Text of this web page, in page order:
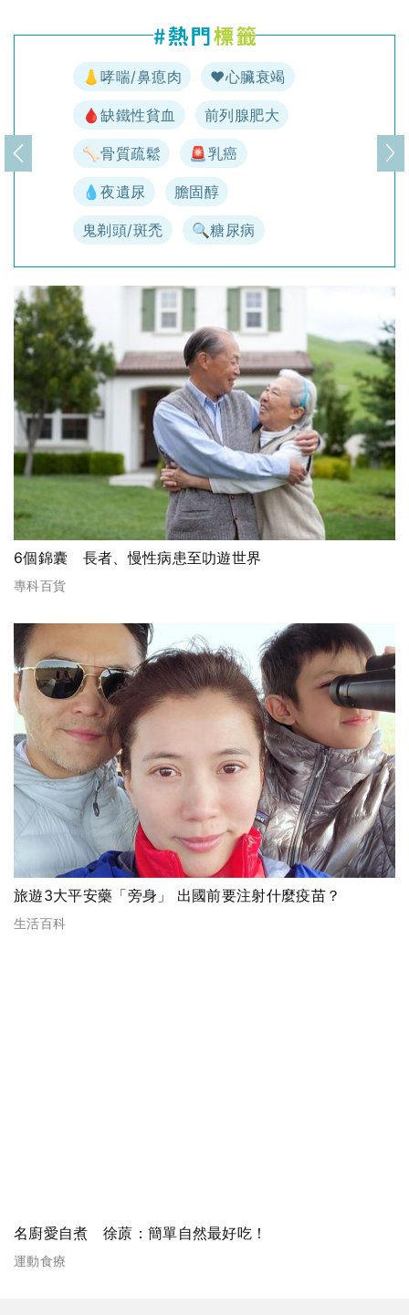
👃哮喘/鼻瘜肉 ♥️心臟衰竭
🩸缺鐵性貧血 前列腺肥大
🦴骨質疏鬆 🚨乳癌
💧夜遺尿 膽固醇
鬼剃頭/斑禿 🔍糖尿病
上一頁 下
6個錦囊 長者、慢性病患至叻遊世界
專科百貨
旅遊3大平安藥「旁身」 出國前要注射什麼疫苗？
生活百科
名廚愛自煮 徐蒝：簡單自然最好吃！
運動食療